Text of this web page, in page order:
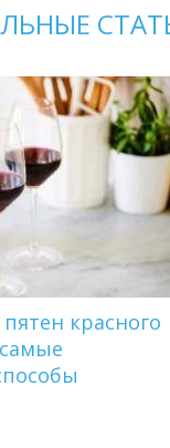
красного